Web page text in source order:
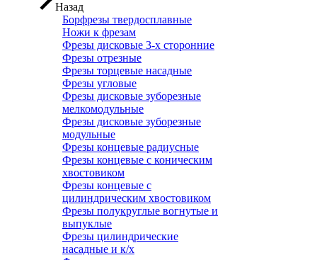
Назад
Борфрезы твердосплавные
Ножи к фрезам
Фрезы дисковые 3-х сторонние
Фрезы отрезные
Фрезы торцевые насадные
Фрезы угловые
Фрезы дисковые зуборезные
мелкомодульные
Фрезы дисковые зуборезные
модульные
Фрезы концевые радиусные
Фрезы концевые с коническим
хвостовиком
Фрезы концевые с
цилиндрическим хвостовиком
Фрезы полукруглые вогнутые и
выпуклые
Фрезы цилиндрические
насадные и к/х